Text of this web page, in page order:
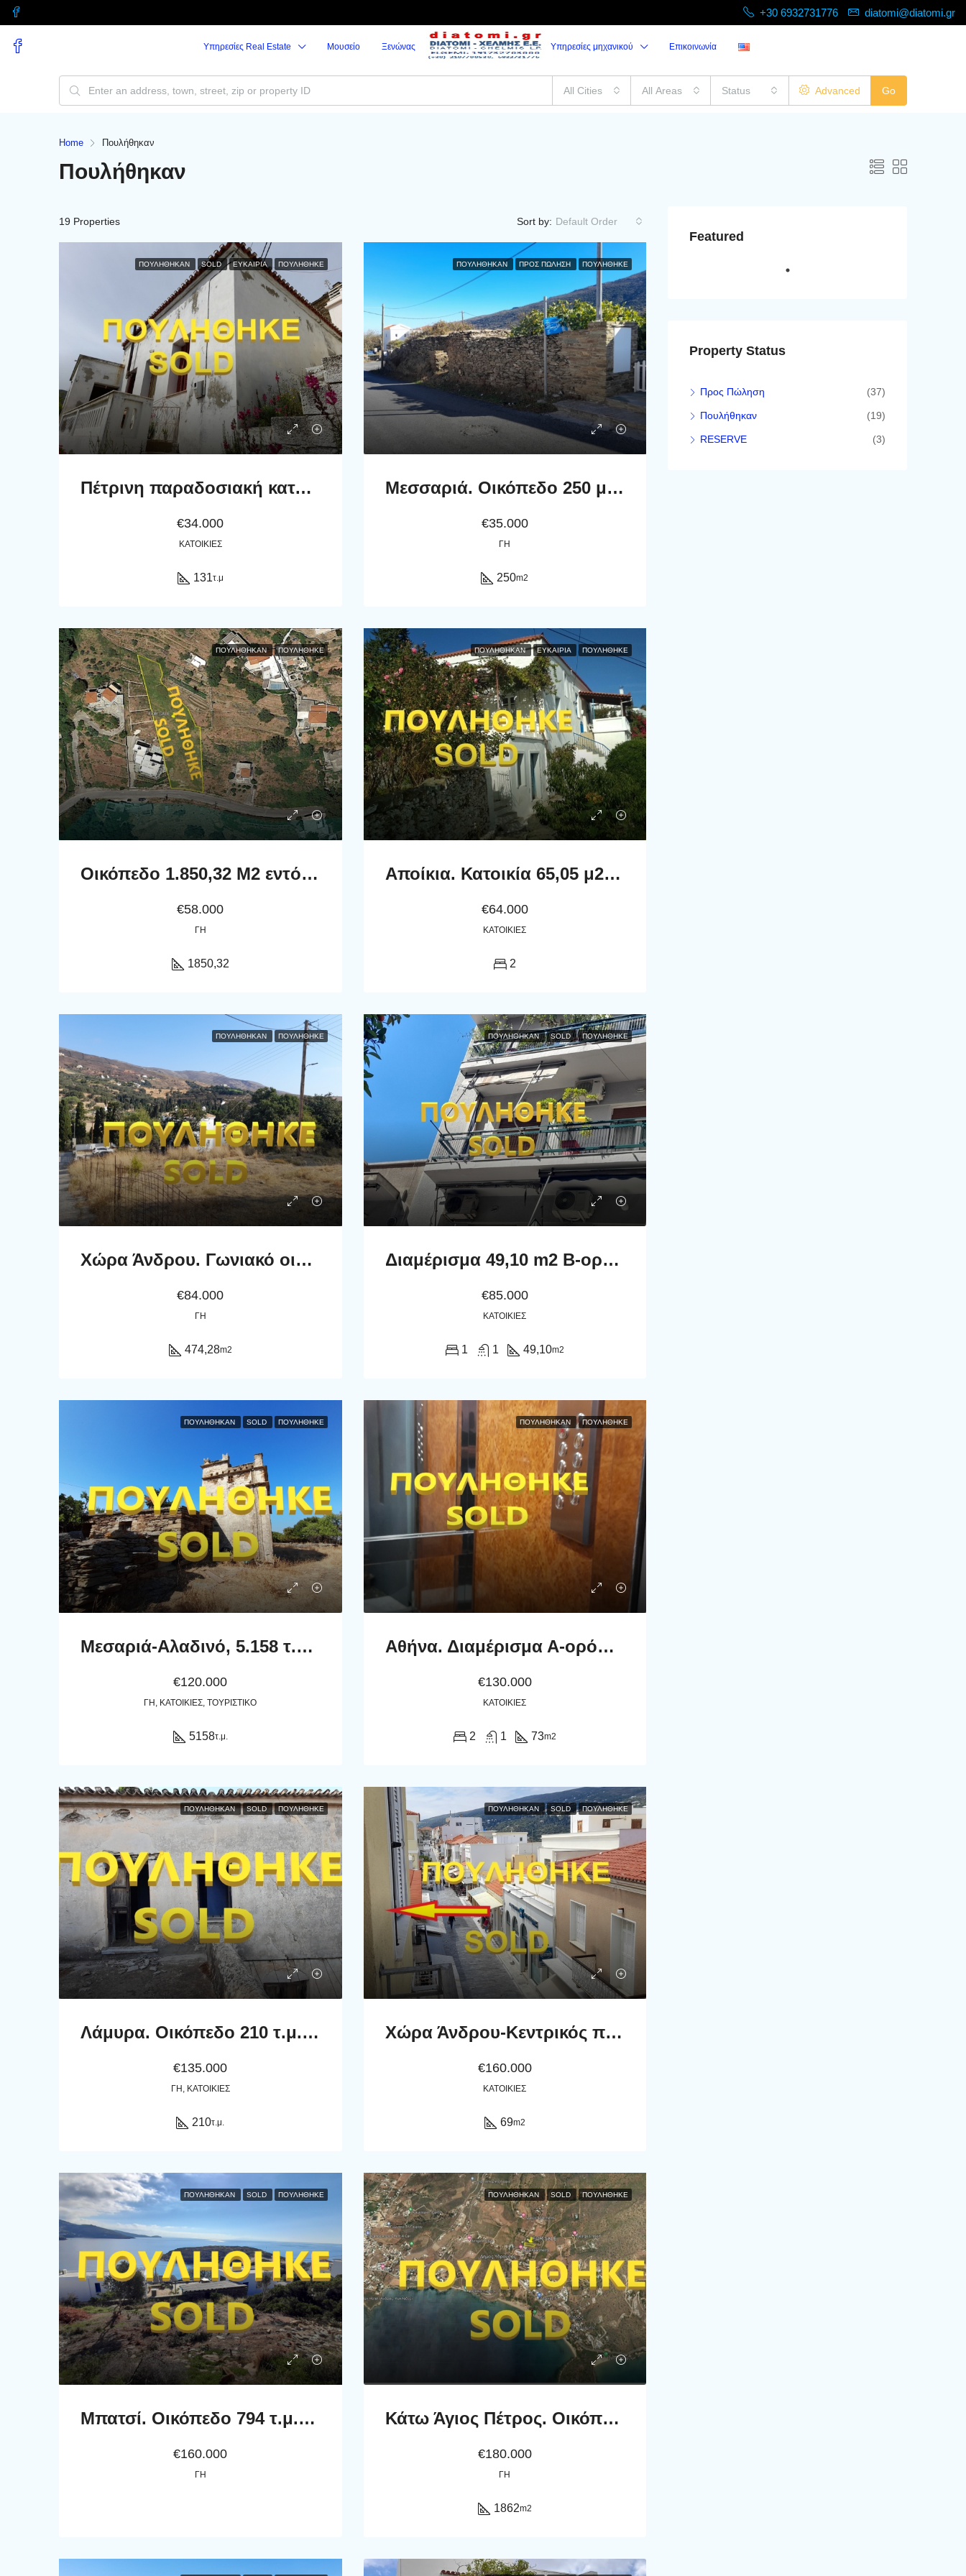
+30 6932731776 diatomi@diatomi.gr
Υπηρεσίες Real Estate Μουσείο Ξενώνας Υπηρεσίες μηχανικού Επικοινωνία
All Cities All Areas Status Advanced Go
Home Πουλήθηκαν
Πουλήθηκαν
19 Properties Sort by: Default Order
ΠΟΥΛΉΘΗΚΑΝ SOLD ΕΥΚΑΙΡΊΑ ΠΟΥΛΗΘΗΚΕ
Πέτρινη παραδοσιακή κατοικία 131 τ.μ.
€34.000
ΚΑΤΟΙΚΊΕΣ
131τ.μ
ΠΟΥΛΉΘΗΚΑΝ ΠΡΟΣ ΠΏΛΗΣΗ ΠΟΥΛΗΘΗΚΕ
Μεσσαριά. Οικόπεδο 250 μ2 επί της επαρχιακής οδού, με ερειπωμένο κτίσμα.
€35.000
ΓΗ
250m2
ΠΟΥΛΉΘΗΚΑΝ ΠΟΥΛΗΘΗΚΕ
Οικόπεδο 1.850,32 Μ2 εντός οικισμού με θέα θάλασσα.
€58.000
ΓΗ
1850,32
ΠΟΥΛΉΘΗΚΑΝ ΕΥΚΑΙΡΊΑ ΠΟΥΛΗΘΗΚΕ
Αποίκια. Κατοικία 65,05 μ2 με κατώγειο 86,24 μ2
€64.000
ΚΑΤΟΙΚΊΕΣ
2
ΠΟΥΛΉΘΗΚΑΝ ΠΟΥΛΗΘΗΚΕ
Χώρα Άνδρου. Γωνιακό οικόπεδο 474 μ2 σε πλεονεκτική θέση.
€84.000
ΓΗ
474,28m2
ΠΟΥΛΉΘΗΚΑΝ SOLD ΠΟΥΛΗΘΗΚΕ
Διαμέρισμα 49,10 m2 Β-ορόφου, Μομφεράτου 65, Γκύζη, Αθήνα.
€85.000
ΚΑΤΟΙΚΊΕΣ
1 1 49,10m2
ΠΟΥΛΉΘΗΚΑΝ SOLD ΠΟΥΛΗΘΗΚΕ
Μεσαριά-Αλαδινό, 5.158 τ.μ. με πέτρινο κονάκι 76,80 τ.μ., 38 ελαιόδενδρα, αλώνι και περιστεριώνα
€120.000
ΓΗ, ΚΑΤΟΙΚΊΕΣ, ΤΟΥΡΙΣΤΙΚΌ
5158τ.μ.
ΠΟΥΛΉΘΗΚΑΝ ΠΟΥΛΗΘΗΚΕ
Αθήνα. Διαμέρισμα Α-ορόφου 73 μ2
€130.000
ΚΑΤΟΙΚΊΕΣ
2 1 73m2
ΠΟΥΛΉΘΗΚΑΝ SOLD ΠΟΥΛΗΘΗΚΕ
Λάμυρα. Οικόπεδο 210 τ.μ. με παλαιό αρχοντικό 305 τ.μ. και καταπληκτική θέα.
€135.000
ΓΗ, ΚΑΤΟΙΚΊΕΣ
210τ.μ.
ΠΟΥΛΉΘΗΚΑΝ SOLD ΠΟΥΛΗΘΗΚΕ
Χώρα Άνδρου-Κεντρικός πεζόδρομος: Διαμέρισμα 69 m2, 2ου-ορόφου
€160.000
ΚΑΤΟΙΚΊΕΣ
69m2
ΠΟΥΛΉΘΗΚΑΝ SOLD ΠΟΥΛΗΘΗΚΕ
Μπατσί. Οικόπεδο 794 τ.μ. με εξαιρετική θέα
€160.000
ΓΗ
ΠΟΥΛΉΘΗΚΑΝ SOLD ΠΟΥΛΗΘΗΚΕ
Κάτω Άγιος Πέτρος. Οικόπεδο εμβαδού 1862 m2
€180.000
ΓΗ
1862m2
Featured
Property Status
Προς Πώληση (37)
Πουλήθηκαν (19)
RESERVE (3)